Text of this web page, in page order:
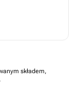
składem,